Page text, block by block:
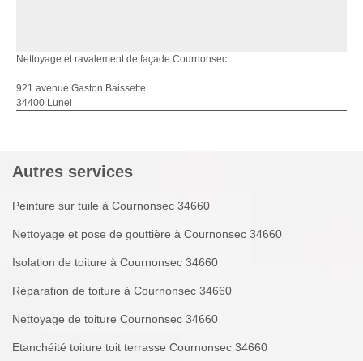
Nettoyage et ravalement de façade Cournonsec
921 avenue Gaston Baissette
34400 Lunel
Autres services
Peinture sur tuile à Cournonsec 34660
Nettoyage et pose de gouttière à Cournonsec 34660
Isolation de toiture à Cournonsec 34660
Réparation de toiture à Cournonsec 34660
Nettoyage de toiture Cournonsec 34660
Etanchéité toiture toit terrasse Cournonsec 34660